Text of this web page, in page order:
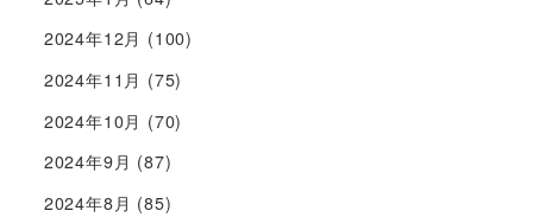
2024年12月 (100)
2024年11月 (75)
2024年10月 (70)
2024年9月 (87)
2024年8月 (85)